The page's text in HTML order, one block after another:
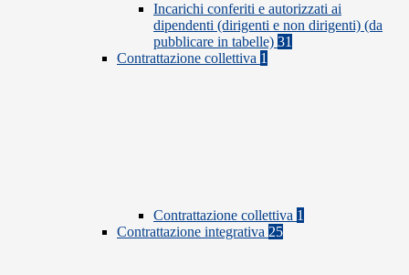
Incarichi conferiti e autorizzati ai
dipendenti (dirigenti e non dirigenti) (da
pubblicare in tabelle) 31
Contrattazione collettiva 1
Contrattazione collettiva 1
Contrattazione integrativa 25